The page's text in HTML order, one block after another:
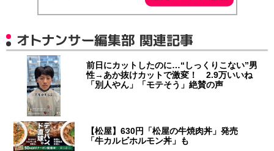
オトナンサー編集部 関連記事
前日にカットしたのに…“しっくりこない”男
性→あか抜けカットで激変！ 2.9万いいね
「別人やん」「モテそう」絶賛の声
【松屋】630円「松屋の牛焼肉丼」発売
「牛カルビホルモン丼」も